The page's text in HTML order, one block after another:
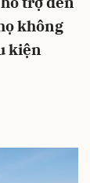
không
kiện